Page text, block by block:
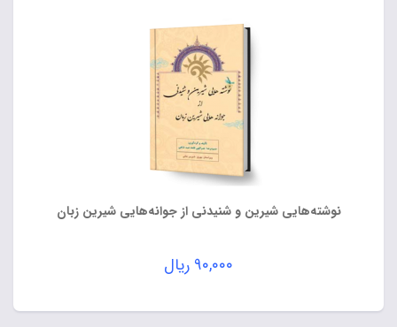
نوشته‌هایی شیرین و شنیدنی از جوانه‌هایی شیرین زبان
۹۰,۰۰۰ ریال